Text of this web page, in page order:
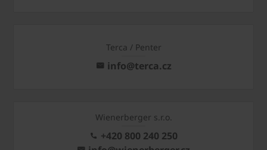
Terca / Penter
info@terca.cz
Wienerberger s.r.o.
+420 800 240 250